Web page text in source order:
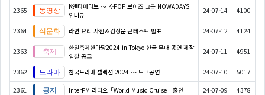
2365
K엔타메라보 ～ K-POP 보이즈 그룹 NOWADAYS
인터뷰
24-07-14 4100
2364 라면 요리 사진＆감상문 콘테스트 발표 24-07-12 4124
2363
한일축제한마당2024 in Tokyo 한국 무대 공연 제작
입찰 공고
24-07-11 4951
2362 한국드라마 셀렉션 2024 ～ 도쿄공연 24-07-10 5017
2361 InterFM 라디오「World Music Cruise」출연 24-07-09 4378